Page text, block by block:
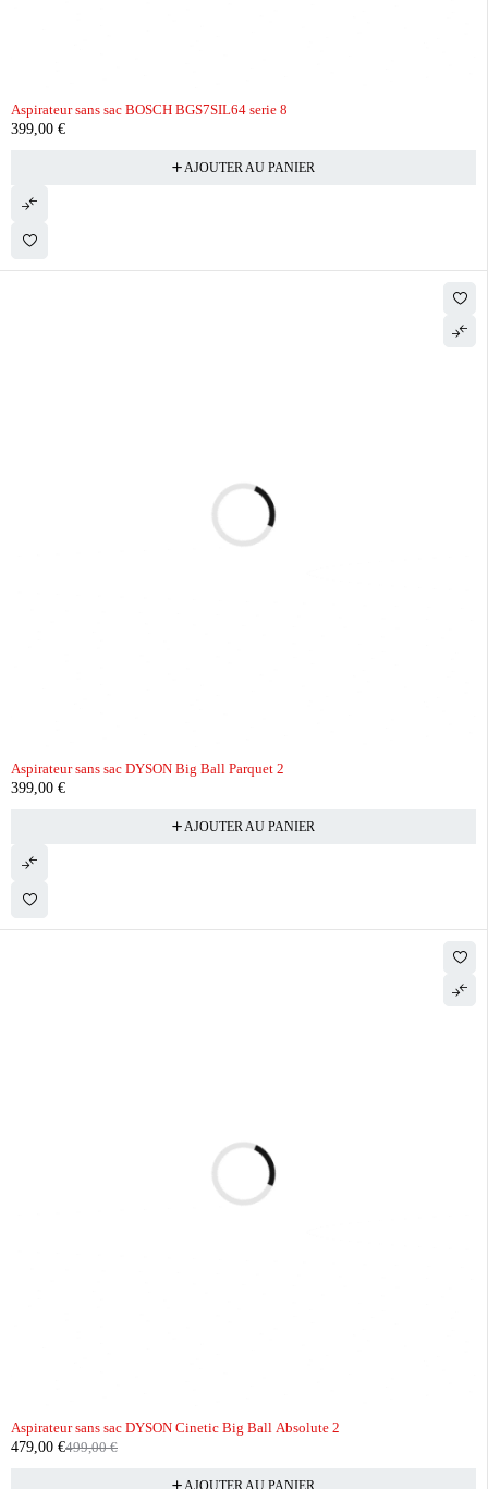
Aspirateur sans sac BOSCH BGS7SIL64 serie 8
399,00 €
AJOUTER AU PANIER
Aspirateur sans sac DYSON Big Ball Parquet 2
399,00 €
AJOUTER AU PANIER
Aspirateur sans sac DYSON Cinetic Big Ball Absolute 2
499,00€
479,00 €
AJOUTER AU PANIER